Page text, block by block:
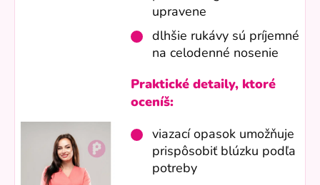
upravene
dlhšie rukávy sú príjemné
na celodenné nosenie
Praktické detaily, ktoré
oceníš:
viazací opasok umožňuje
prispôsobiť blúzku podľa
potreby